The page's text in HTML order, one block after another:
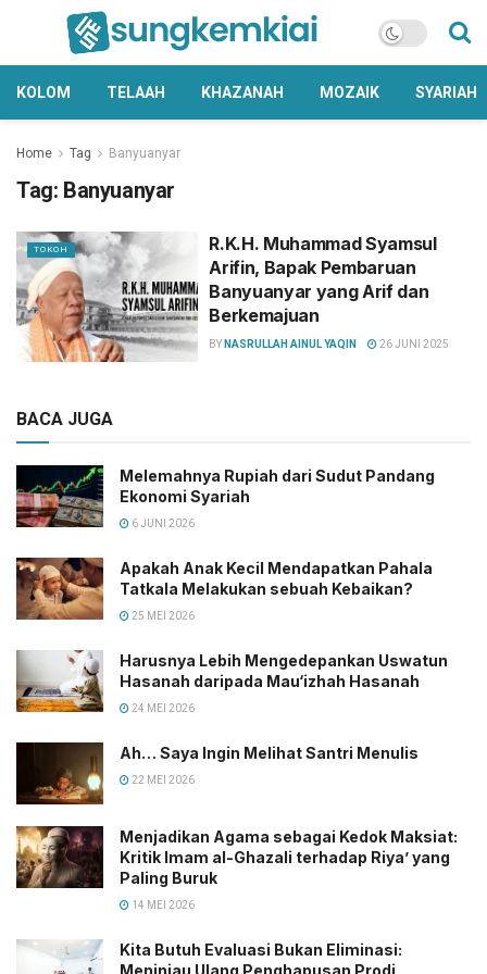
KOLOM TELAAH KHAZANAH MOZAIK SYARIAH
Home Tag Banyuanyar
Tag: Banyuanyar
TOKOH
R.K.H. Muhammad Syamsul
Arifin, Bapak Pembaruan
Banyuanyar yang Arif dan
Berkemajuan
BY NASRULLAH AINUL YAQIN 26 JUNI 2025
BACA JUGA
Melemahnya Rupiah dari Sudut Pandang
Ekonomi Syariah
6 JUNI 2026
Apakah Anak Kecil Mendapatkan Pahala
Tatkala Melakukan sebuah Kebaikan?
25 MEI 2026
Harusnya Lebih Mengedepankan Uswatun
Hasanah daripada Mau‘izhah Hasanah
24 MEI 2026
Ah… Saya Ingin Melihat Santri Menulis
22 MEI 2026
Menjadikan Agama sebagai Kedok Maksiat:
Kritik Imam al-Ghazali terhadap Riya’ yang
Paling Buruk
14 MEI 2026
Kita Butuh Evaluasi Bukan Eliminasi:
Meninjau Ulang Penghapusan Prodi